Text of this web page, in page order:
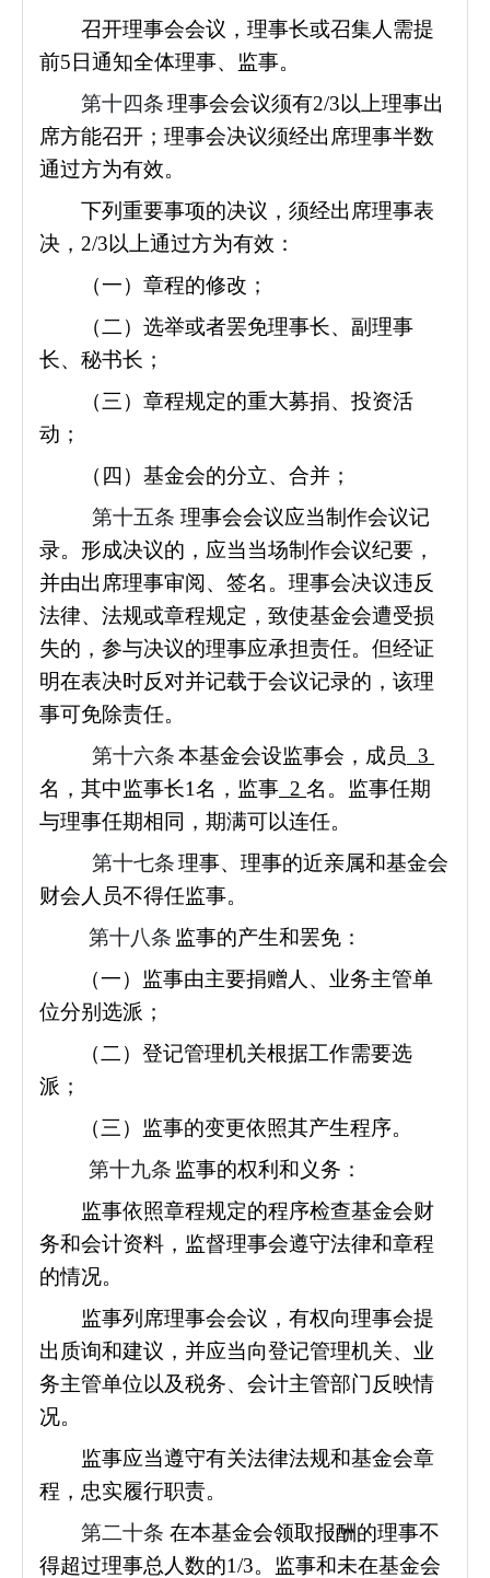
召开理事会会议，理事长或召集人需提
前5日通知全体理事、监事。
第十四条理事会会议须有2/3以上理事出
席方能召开；理事会决议须经出席理事半数
通过方为有效。
下列 重要事项的决议，须经出席理事表
决，2/3以上通过方为有效：
（一）章程的修改；
（二）选举或者罢免理事长、副理事
长、秘书长；
（三）章程规定的重大募捐、投资活
动；
（四）基金会的分立、合并；
第十五条 理事会会议应当制作会议记
录。形成决议的，应当当场制作会议纪要，
并由出席理事审阅、签名。理事会决议违反
法律、法规或章程规定，致使基金会遭受损
失的，参与决议的理事应承担责任。但经证
明在表决时反对并记载于会议记录的，该理
事可免除责任。
第十六条本基金会设监事会，成员 3
名，其中监事长1名，监事 2 名。监事任期
与理事任期相同，期满可以连任。
第十七条理事、理事的近亲属和基金会
财会人员不得任监事。
第十八条 监事的产生和罢免：
（一）监事由主要捐赠人、业务主管单
位分别选派；
（二）登记管理机关根据工作需要选
派；
（三）监事的变更依照其产生程序。
第十九条 监事的权利和义务：
监事依照章程规定的程序检查基金会财
务和会计资料，监督理事会遵守法律和章程
的情况。
监事列席理事会会议，有权向理事会提
出质询和建议，并应当向登记管理机关、业
务主管单位以及税务、会计主管部门反映情
况。
监事应当遵守有关法律法规和基金会章
程，忠实履行职责。
第二十条 在本基金会领取报酬的理事不
得超过理事总人数的1/3。监事和未在基金会